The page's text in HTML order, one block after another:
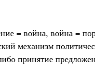
= война, война =
механизм
принятие